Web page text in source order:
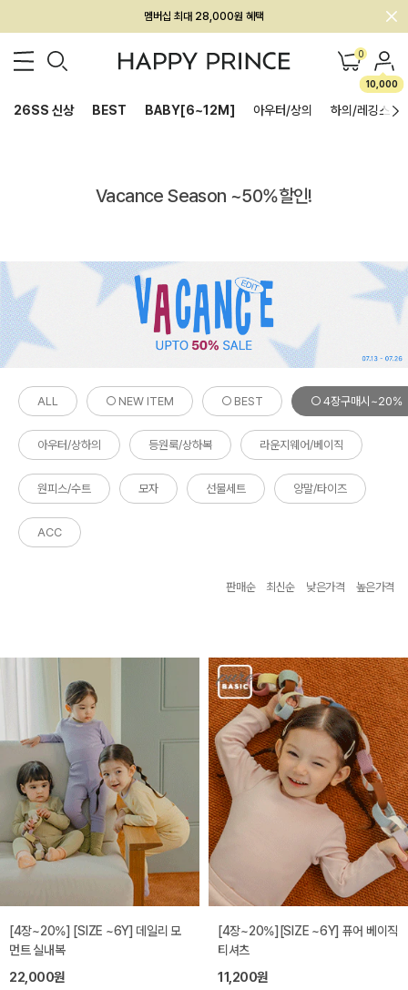
멤버십 최대 28,000원 혜택
0
10,000
26SS 신상 BEST BABY[6~12M] 아우터/상의 하의/레깅스
Vacance Season ~50%할인!
ALL ○ NEW ITEM ○ BEST ○ 4장구매시~20%
아우터/상하의 등원룩/상하복 라운지웨어/베이직
원피스/수트 모자 선물세트 양말/타이즈
ACC
판매순 최신순 낮은가격 높은가격
[4장~20%] [SIZE ~6Y] 데일리 모
먼트 실내복
22,000원
[4장~20%][SIZE ~6Y] 퓨어 베이직
티셔츠
11,200원